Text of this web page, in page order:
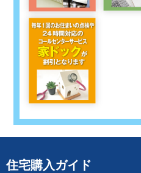
住宅購入ガイド